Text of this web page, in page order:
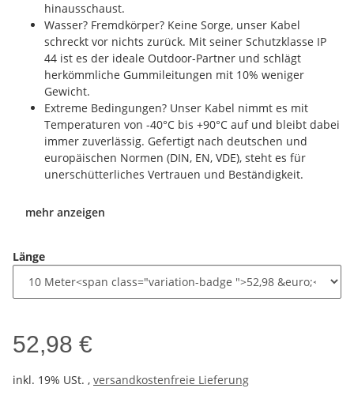
hinausschaust.
Wasser? Fremdkörper? Keine Sorge, unser Kabel
schreckt vor nichts zurück. Mit seiner Schutzklasse IP
44 ist es der ideale Outdoor-Partner und schlägt
herkömmliche Gummileitungen mit 10% weniger
Gewicht.
Extreme Bedingungen? Unser Kabel nimmt es mit
Temperaturen von -40°C bis +90°C auf und bleibt dabei
immer zuverlässig. Gefertigt nach deutschen und
europäischen Normen (DIN, EN, VDE), steht es für
unerschütterliches Vertrauen und Beständigkeit.
mehr anzeigen
Länge
52,98 €
inkl. 19% USt. , versandkostenfreie Lieferung